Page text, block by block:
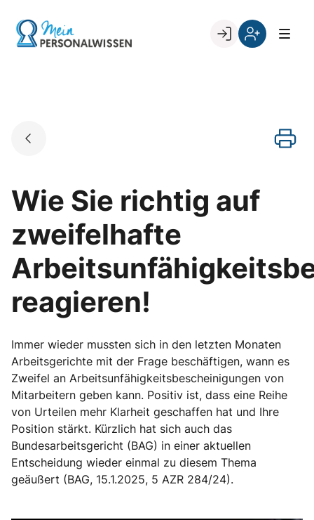
content
Go to landing page.
Wie Sie richtig auf
zweifelhafte
reagieren!
Immer wieder mussten sich in den letzten Monaten
Arbeitsgerichte mit der Frage beschäftigen, wann es
Zweifel an Arbeitsunfähigkeitsbescheinigungen von
Mitarbeitern geben kann. Positiv ist, dass eine Reihe
von Urteilen mehr Klarheit geschaffen hat und Ihre
Position stärkt. Kürzlich hat sich auch das
Bundesarbeitsgericht (BAG) in einer aktuellen
Entscheidung wieder einmal zu diesem Thema
geäußert (BAG, 15.1.2025, 5 AZR 284/24).